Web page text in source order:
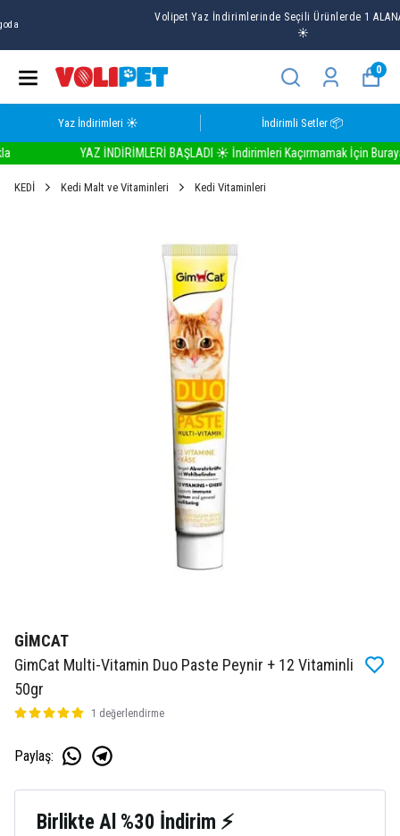
Volipet Yaz İndirimlerinde Seçili Ürünlerde 1 ALANA 1 BEDAVA
0
Yaz İndirimleri ☀️ İndirimli Setler 📦
YAZ İNDİRİMLERİ BAŞLADI ☀️ İndirimleri Kaçırmamak İçin Buraya
KEDİ Kedi Malt ve Vitaminleri Kedi Vitaminleri
GİMCAT
GimCat Multi-Vitamin Duo Paste Peynir + 12 Vitaminli
50gr
1 değerlendirme
Paylaş:
Birlikte Al %30 İndirim ⚡